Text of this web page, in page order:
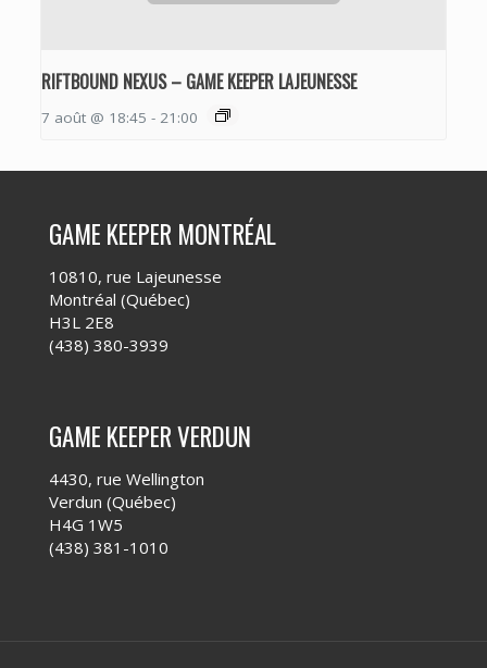
RIFTBOUND NEXUS – GAME KEEPER LAJEUNESSE
7 août @ 18:45 - 21:00
GAME KEEPER MONTRÉAL
10810, rue Lajeunesse
Montréal (Québec)
H3L 2E8
(438) 380-3939
GAME KEEPER VERDUN
4430, rue Wellington
Verdun (Québec)
H4G 1W5
(438) 381-1010